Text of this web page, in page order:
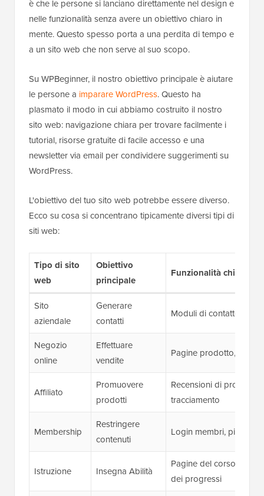
è che le persone si lanciano direttamente nel design e
nelle funzionalità senza avere un obiettivo chiaro in
mente. Questo spesso porta a una perdita di tempo e
a un sito web che non serve al suo scopo.
Su WPBeginner, il nostro obiettivo principale è aiutare
le persone a imparare WordPress. Questo ha
plasmato il modo in cui abbiamo costruito il nostro
sito web: navigazione chiara per trovare facilmente i
tutorial, risorse gratuite di facile accesso e una
newsletter via email per condividere suggerimenti su
WordPress.
L'obiettivo del tuo sito web potrebbe essere diverso.
Ecco su cosa si concentrano tipicamente diversi tipi di
siti web:
Tipo di sito
web
Obiettivo
principale
Funzionalità chiave
Sito
aziendale
Generare
contatti
Moduli di contatto,
Negozio
online
Effettuare
vendite
Pagine prodotto,
Affiliato
Promuovere
prodotti
Recensioni di prodotti,
tracciamento
Membership
Restringere
contenuti
Login membri, piani di
Istruzione Insegna Abilità
Pagine del corso,
dei progressi